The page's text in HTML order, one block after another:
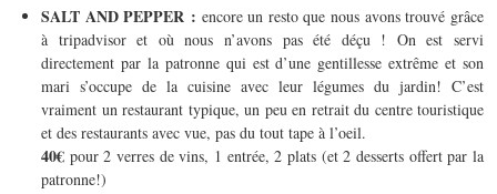
SALT AND PEPPER : encore un resto que nous avons trouvé grâce
à tripadvisor et où nous n’avons pas été déçu ! On est servi
directement par la patronne qui est d’une gentillesse extrême et son
mari s’occupe de la cuisine avec leur légumes du jardin! C’est
vraiment un restaurant typique, un peu en retrait du centre touristique
et des restaurants avec vue, pas du tout tape à l’oeil.
40€ pour 2 verres de vins, 1 entrée, 2 plats (et 2 desserts offert par la
patronne!)